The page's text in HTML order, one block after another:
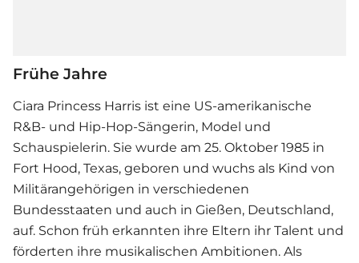
Frühe Jahre
Ciara Princess Harris ist eine US-amerikanische
R&B- und Hip-Hop-Sängerin, Model und
Schauspielerin. Sie wurde am 25. Oktober 1985 in
Fort Hood, Texas, geboren und wuchs als Kind von
Militärangehörigen in verschiedenen
Bundesstaaten und auch in Gießen, Deutschland,
auf. Schon früh erkannten ihre Eltern ihr Talent und
förderten ihre musikalischen Ambitionen. Als